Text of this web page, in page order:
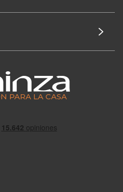
PARA LA CASA